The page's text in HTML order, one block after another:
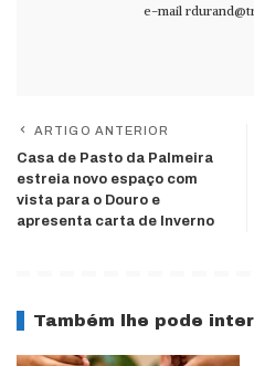
e-mail
ARTIGO ANTERIOR
Casa de Pasto da Palmeira
estreia novo espaço com
vista para o Douro e
apresenta carta de Inverno
Também lhe pode